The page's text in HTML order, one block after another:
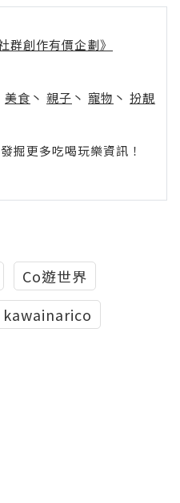
群創作有價企劃》
美食 丶 親子 丶 寵物 丶 扮靚
掘更多吃喝玩樂資訊！
Co遊世界
kawainarico